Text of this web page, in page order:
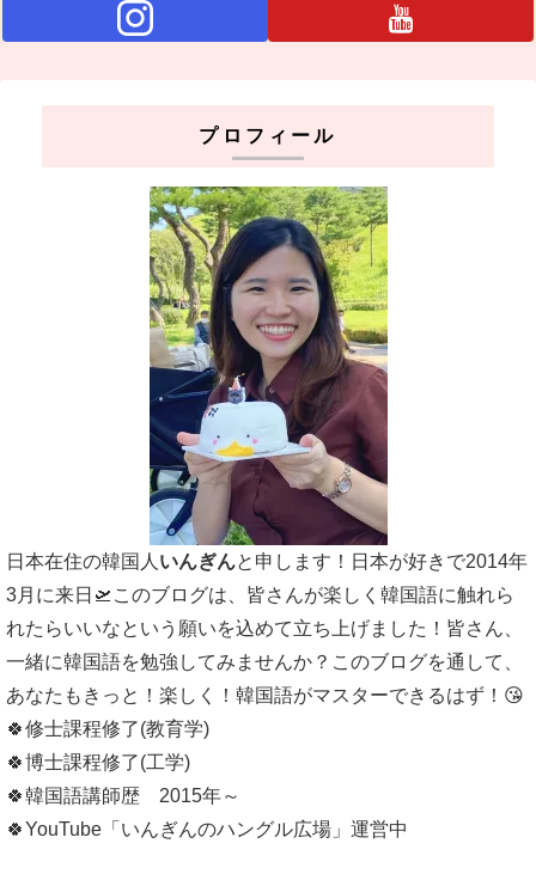
プロフィール
日本在住の韓国人 いんぎんと申します！日本が好きで2014年
3月に来日🛫このブログは、皆さんが楽しく韓国語に触れら
れたらいいなという願いを込めて立ち上げました！皆さん、
一緒に韓国語を勉強してみませんか？このブログを通して、
あなたもきっと！楽しく！韓国語がマスターできるはず！😘
🍀修士課程修了(教育学)
🍀博士課程修了(工学)
🍀韓国語講師歴 2015年～
🍀YouTube「いんぎんのハングル広場」運営中